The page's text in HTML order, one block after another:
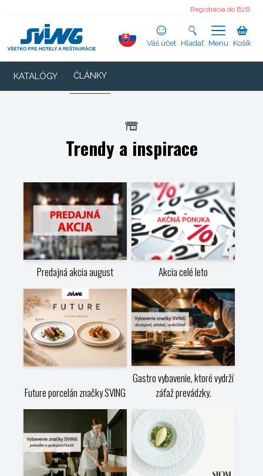
Registrácia do B2B
Váš účet Hľadať Menu Košík
KATALÓGY ČLÁNKY
Trendy a inspirace
Predajná akcia august Akcia celé leto
Future porcelán značky SVING
Gastro vybavenie, ktoré vydrží
záťaž prevádzky.